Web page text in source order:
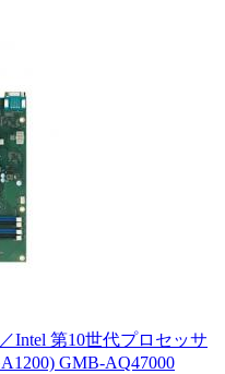
Intel 第10世代プロセッサ
GMB-AQ47000